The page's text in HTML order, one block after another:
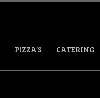
PIZZA’S CATERING